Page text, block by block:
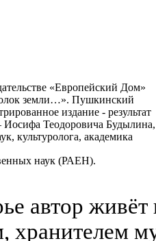
«Европейский Дом»
земли…». Пушкинский
издание - результат
Иосифа Теодоровича Будылина,
культуролога, академика
наук (РАЕН).
автор живёт
хранителем